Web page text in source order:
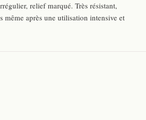
relief marqué. Très résistant,
même après une utilisation intensive et